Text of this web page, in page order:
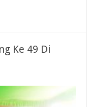
Ke 49 Di